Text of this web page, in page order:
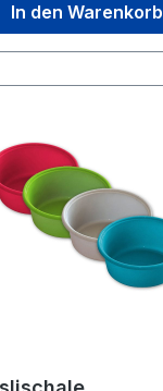
In den Warenkorb